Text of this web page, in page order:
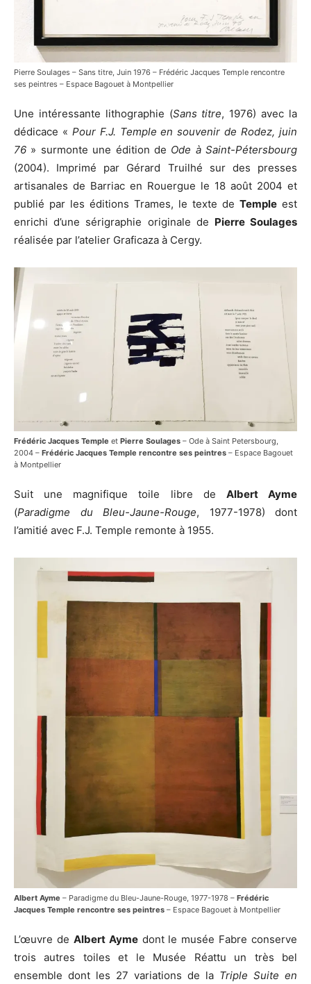
Pierre Soulages – Sans titre, Juin 1976 – Frédéric Jacques Temple rencontre
ses peintres – Espace Bagouet à Montpellier
Une intéressante lithographie (Sans titre, 1976) avec la
dédicace « Pour F.J. Temple en souvenir de Rodez, juin
76 » surmonte une édition de Ode à Saint-Pétersbourg
(2004). Imprimé par Gérard Truilhé sur des presses
artisanales de Barriac en Rouergue le 18 août 2004 et
publié par les éditions Trames, le texte de Temple est
enrichi d’une sérigraphie originale de Pierre Soulages
réalisée par l’atelier Graficaza à Cergy.
Frédéric Jacques Temple et Pierre Soulages – Ode à Saint Petersbourg,
2004 – Frédéric Jacques Temple rencontre ses peintres – Espace Bagouet
à Montpellier
Suit une magnifique toile libre de Albert Ayme
(Paradigme du Bleu-Jaune-Rouge, 1977-1978) dont
l’amitié avec F.J. Temple remonte à 1955.
Albert Ayme – Paradigme du Bleu-Jaune-Rouge, 1977-1978 – Frédéric
Jacques Temple rencontre ses peintres – Espace Bagouet à Montpellier
L’œuvre de Albert Aymedont le musée Fabre conserve
trois autres toiles et le Musée Réattu un très bel
ensemble dont les 27 variations de la Triple Suite en